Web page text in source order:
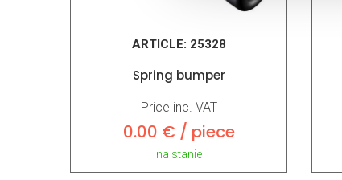
ARTICLE: 25328
Spring bumper
Price inc. VAT
0.00 € / piece
na stanie